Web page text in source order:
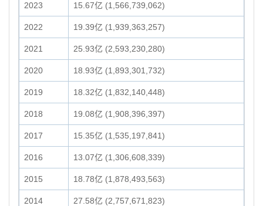
2023 15.67亿 (1,566,739,062)
2022 19.39亿 (1,939,363,257)
2021 25.93亿 (2,593,230,280)
2020 18.93亿 (1,893,301,732)
2019 18.32亿 (1,832,140,448)
2018 19.08亿 (1,908,396,397)
2017 15.35亿 (1,535,197,841)
2016 13.07亿 (1,306,608,339)
2015 18.78亿 (1,878,493,563)
2014 27.58亿 (2,757,671,823)